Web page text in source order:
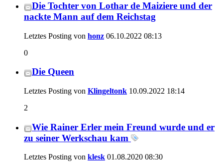
Die Tochter von Lothar de Maiziere und der
nackte Mann auf dem Reichstag
Letztes Posting von honz 06.10.2022 08:13
0
Die Queen
Letztes Posting von Klingeltonk 10.09.2022 18:14
2
Wie Rainer Erler mein Freund wurde und er
zu seiner Werkschau kam
Letztes Posting von klesk 01.08.2020 08:30